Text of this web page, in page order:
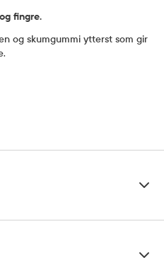
fingre.
og skumgummi ytterst som gir